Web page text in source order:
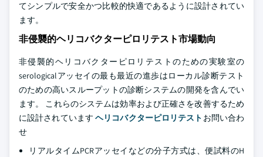
てシンプルで安全かつ比較的快適であるように設計されてい
ます。
非侵襲的ヘリコバクターピロリテスト市場動向
非侵襲的ヘリコバクターピロリテストのための実験室の
serologicalアッセイの最も最近の進歩はローカル診断テスト
のための高いスループットの診断システムの開発を含んでい
ます。 これらのシステムは効率および正確さを改善するため
に設計されていますヘリコバクターピロリテスト お問い合わ
せ
リアルタイムPCRアッセイなどの分子方式は、便試料のH